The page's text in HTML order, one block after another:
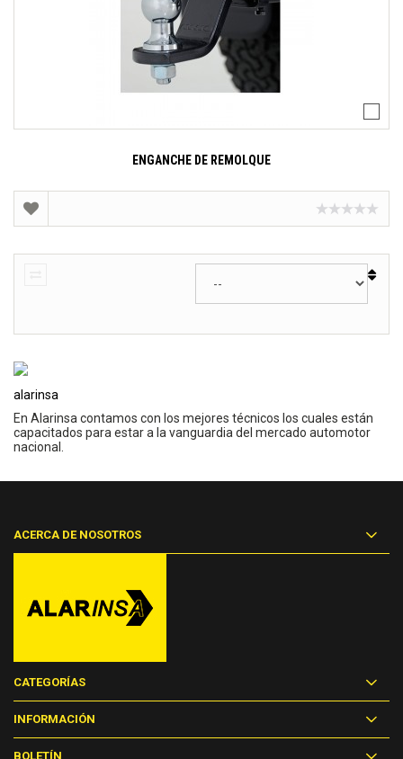
ENGANCHE DE REMOLQUE
alarinsa
En Alarinsa contamos con los mejores técnicos los cuales están
capacitados para estar a la vanguardia del mercado automotor
nacional.
ACERCA DE NOSOTROS
CATEGORÍAS
INFORMACIÓN
BOLETÍN